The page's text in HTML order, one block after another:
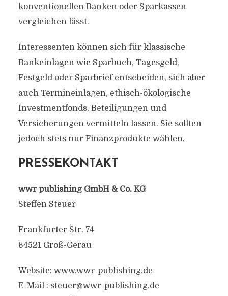
konventionellen Banken oder Sparkassen
vergleichen lässt.
Interessenten können sich für klassische
Bankeinlagen wie Sparbuch, Tagesgeld,
Festgeld oder Sparbrief entscheiden, sich aber
auch Termineinlagen, ethisch-ökologische
Investmentfonds, Beteiligungen und
Versicherungen vermitteln lassen. Sie sollten
jedoch stets nur Finanzprodukte wählen,
PRESSEKONTAKT
wwr publishing GmbH & Co. KG
Steffen Steuer
Frankfurter Str. 74
64521 Groß-Gerau
Website: www.wwr-publishing.de
E-Mail : steuer@wwr-publishing.de